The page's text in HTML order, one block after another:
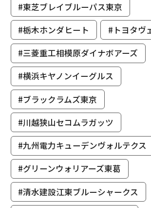
#東芝ブレイブルーパス東京
#栃木ホンダヒート
#トヨタヴ
#三菱重工相模原ダイナボアーズ
#横浜キヤノンイーグルス
#ブラックラムズ東京
#川越狭山セコムラガッツ
#九州電力キューデンヴォルテクス
#グリーンウォリアーズ東葛
#清水建設江東ブルーシャークス